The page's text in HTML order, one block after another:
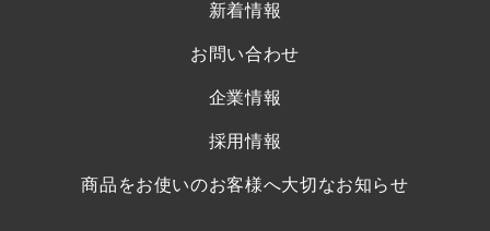
新着情報
お問い合わせ
企業情報
採用情報
商品をお使いのお客様へ大切なお知らせ